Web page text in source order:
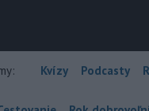
Kvízy Podcasty